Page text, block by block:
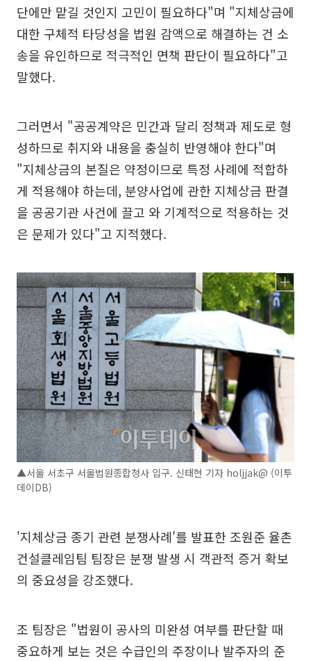
단에만 맡길 것인지 고민이 필요하다"며 "지체상금에
대한 구체적 타당성을 법원 감액으로 해결하는 건 소
송을 유인하므로 적극적인 면책 판단이 필요하다"고
말했다.
그러면서 "공공계약은 민간과 달리 정책과 제도로 형
성하므로 취지와 내용을 충실히 반영해야 한다"며
"지체상금의 본질은 약정이므로 특정 사례에 적합하
게 적용해야 하는데, 분양사업에 관한 지체상금 판결
을 공공기관 사건에 끌고 와 기계적으로 적용하는 것
은 문제가 있다"고 지적했다.
▲서울 서초구 서울법원종합청사 입구. 신태현 기자 holjjak@ (이투
데이DB)
'지체상금 종기 관련 분쟁사례'를 발표한 조원준 율촌
건설클레임팀 팀장은 분쟁 발생 시 객관적 증거 확보
의 중요성을 강조했다.
조 팀장은 "법원이 공사의 미완성 여부를 판단할 때
중요하게 보는 것은 수급인의 주장이나 발주자의 준